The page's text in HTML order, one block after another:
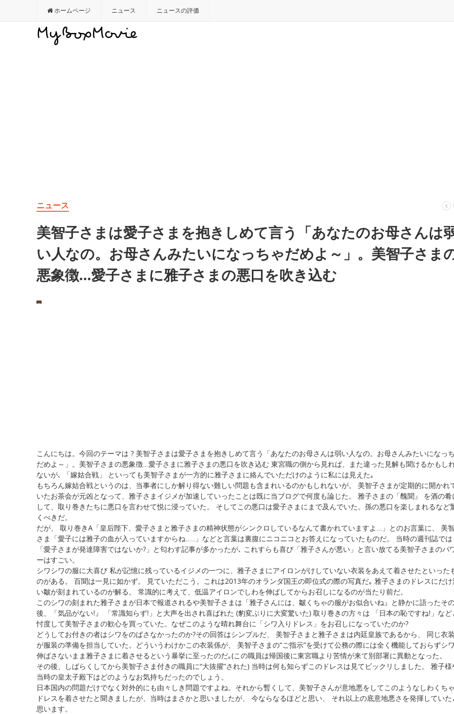
ホームページ ニュース ニュースの評価
ニュース
美智子さまは愛子さまを抱きしめて言う「あなたのお母さんは
い人なの。お母さんみたいになっちゃだめよ～」。美智子さま
悪象徴…愛子さまに雅子さまの悪口を吹き込む
こんにちは。今回のテーマは ? 美智子さまは愛子さまを抱きしめて言う「あなたのお母さんは弱い人なの。お母さんみたいになっ
だめよ～」。美智子さまの悪象徴…愛子さまに雅子さまの悪口を吹き込む 東宮職の側から見れば、また違った見解も聞けるかもし
ないが､ 「嫁姑合戦」 といっても美智子さまが一方的に雅子さまに絡んでいただけのように私には見えた｡
もちろん嫁姑合戦というのは、当事者にしか解り得ない難しい問題も含まれいるのかもしれないが。 美智子さまが定期的に開かれ
いたお茶会が元凶となって、雅子さまイジメが加速していったことは既に当ブログで何度も論じた。 雅子さまの「醜聞』 を酒の肴
して、取り巻きたちに悪口を言わせて悦に浸っていた。 そしてこの悪口は愛子さまにまで及んでいた。孫の悪口を楽しまれるなど
くべきだ。
だが、 取り巻きA「皇后陛下、愛子さまと雅子さまの精神状態がシンクロしているなんて書かれていますよ…」とのお言葉に、 美
さま「愛子には雅子の血が入っていますからね…..」などと言葉は裏腹にニコニコとお答えになっていたものだ。 当時の週刊誌では
「愛子さまが発達障害ではないか?」と匂わす記事が多かったが､ これすらも喜び「雅子さんが悪い」と言い放てる美智子さまのパ
ーはすごい。
シワシワの服に大喜び 私が記憶に残っているイジメの一つに、雅子さまにアイロンがけしていない衣装をあえて着させたといった
のがある。 百聞は一見に如かず。 見ていただこう。これは2013年のオランダ国王の即位式の際の写真だ｡ 雅子さまのドレスにだ
い皺が刻まれているのが解る。 常識的に考えて、低温アイロンでしわを伸ばしてからお召しになるのが当たり前だ。
このシワの刻まれた雅子さまが日本で報道されるや美智子さまは「雅子さんには、皺くちゃの服がお似合いね』と静かに語ったそ
後、「気品がない!』 「常識知らず!」と大声を出され喜ばれた (豹変ぶりに大変驚いた) 取り巻きの方々は 「日本の恥ですね!」など
忖度して美智子さまの歓心を買っていた。なぜこのような晴れ舞台に「シワ入りドレス」をお召しになっていたのか?
どうしてお付きの者はシワをのばさなかったのか?その回答はシンプルだ、 美智子さまと雅子さまは内廷皇族であるから、 同じ衣
が服装の準備を担当していた。どういうわけかこの衣装係が、 美智子さまの“ご指示”を受けて公務の際には全く機能しておらずシ
伸ばさないまま雅子さまに着させるという暴挙に至ったのだ｡(この職員は帰国後に東宮職より苦情が来て別部署に異動となった。
その後、しばらくしてから美智子さま付きの職員に“大抜擢”された) 当時は何も知らずこのドレスは見てビックリしました。 雅子様
当時の皇太子殿下はどのようなお気持ちだったのでしょう。
日本国内の問題だけでなく対外的にも由々しき問題ですよね。それから暫くして、美智子さんが意地悪をしてこのようなしわくち
ドレスを着させたと聞きましたが、当時はまさかと思いましたが、 今ならなるほどと思い、 それ以上の底意地悪さを発揮していた
思います。